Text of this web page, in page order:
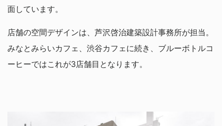
面しています。
店舗の空間デザインは、芦沢啓治建築設計事務所が担当。
みなとみらいカフェ、渋谷カフェに続き、ブルーボトルコ
ーヒーではこれが3店舗目となります。